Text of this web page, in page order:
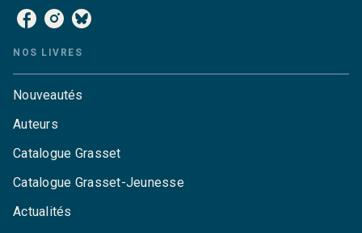
NOS LIVRES
Nouveautés
Auteurs
Catalogue Grasset
Catalogue Grasset-Jeunesse
Actualités